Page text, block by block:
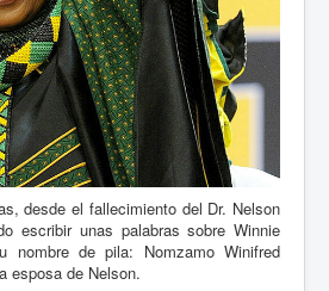
desde el fallecimiento del Dr. Nelson
escribir unas palabras sobre Winnie
nombre de pila: Nomzamo Winifred
esposa de Nelson.